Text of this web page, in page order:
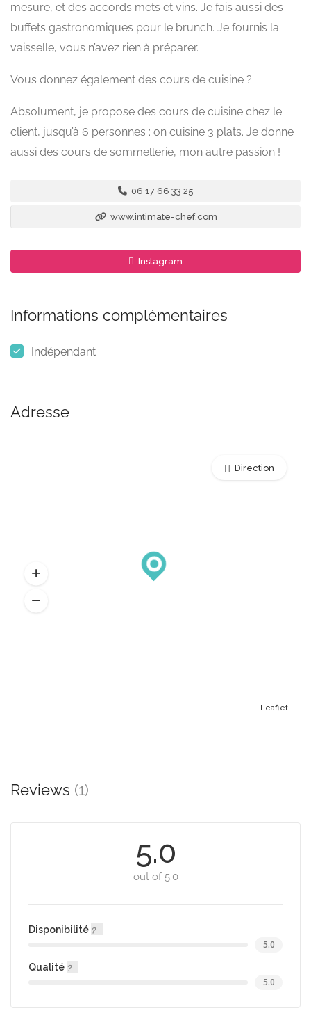
mesure, et des accords mets et vins. Je fais aussi des
buffets gastronomiques pour le brunch. Je fournis la
vaisselle, vous n’avez rien à préparer.
Vous donnez également des cours de cuisine ?
Absolument, je propose des cours de cuisine chez le
client, jusqu’à 6 personnes : on cuisine 3 plats. Je donne
aussi des cours de sommellerie, mon autre passion !
06 17 66 33 25
www.intimate-chef.com
Instagram
Informations complémentaires
Indépendant
Adresse
Leaflet
Direction
Reviews (1)
5.0
out of 5.0
Disponibilité
5.0
Qualité
5.0